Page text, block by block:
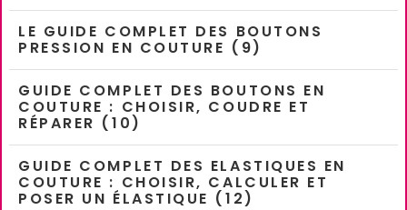
LE GUIDE COMPLET DES BOUTONS
PRESSION EN COUTURE (9)
GUIDE COMPLET DES BOUTONS EN
COUTURE : CHOISIR, COUDRE ET
RÉPARER (10)
GUIDE COMPLET DES ELASTIQUES EN
COUTURE : CHOISIR, CALCULER ET
POSER UN ÉLASTIQUE (12)